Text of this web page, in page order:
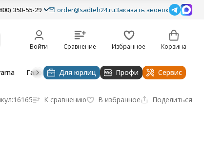
350-55-29 order@sadteh24.ruЗаказать звонок
Войти Сравнение Избранное Корзина
Газонокосилки husqvarna Тракторы и райдеры
Для юрлиц Профи Сервис
16165 К сравнению В избранное Поделиться